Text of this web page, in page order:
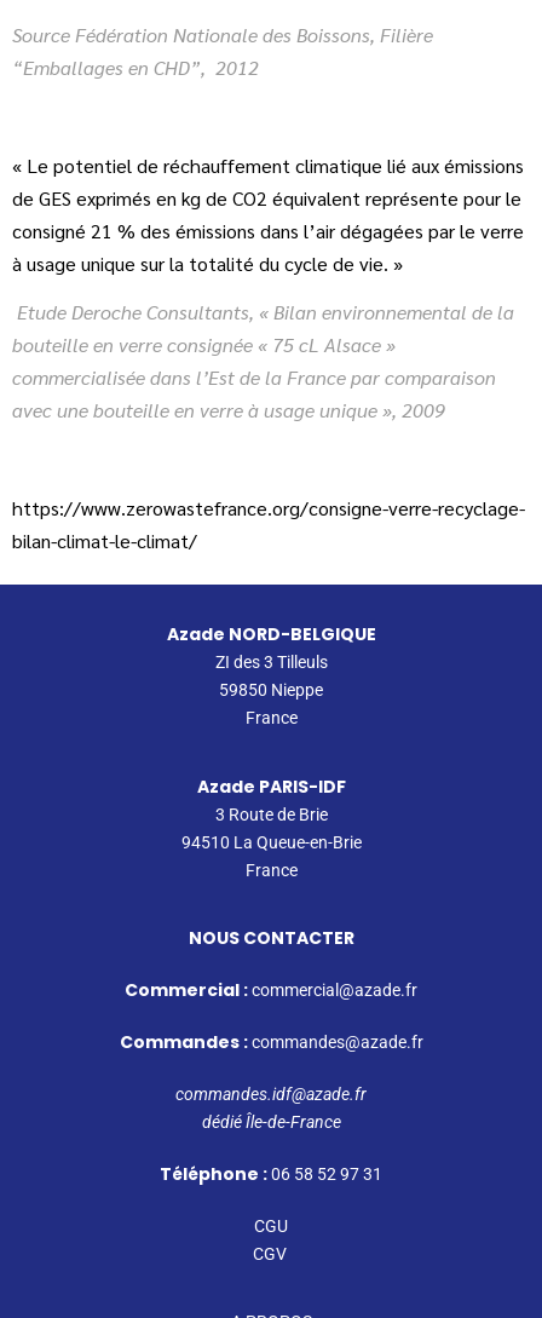
Source Fédération Nationale des Boissons, Filière
“Emballages en CHD”, 2012
« Le potentiel de réchauffement climatique lié aux émissions
de GES exprimés en kg de CO2 équivalent représente pour le
consigné 21 % des émissions dans l’air dégagées par le verre
à usage unique sur la totalité du cycle de vie. »
Etude Deroche Consultants, « Bilan environnemental de la
bouteille en verre consignée « 75 cL Alsace »
commercialisée dans l’Est de la France par comparaison
avec une bouteille en verre à usage unique », 2009
https://www.zerowastefrance.org/consigne-verre-recyclage-
bilan-climat-le-climat/
Azade NORD-BELGIQUE
ZI des 3 Tilleuls
59850 Nieppe
France
Azade PARIS-IDF
3 Route de Brie
94510 La Queue-en-Brie
France
NOUS CONTACTER
Commercial :commercial@azade.fr
Commandes :commandes@azade.fr
commandes.idf@azade.fr
dédié Île-de-France
Téléphone :06 58 52 97 31
CGU
CGV